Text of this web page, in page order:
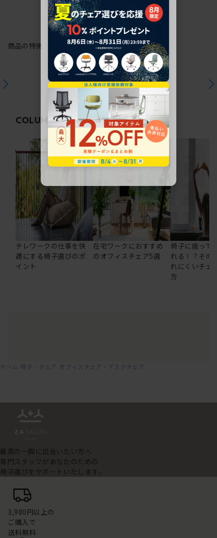
商品の特徴
COLUMN関連コラム
テレワークの仕事を快
適にする椅子選びのポ
イント
在宅ワークにおすすめ
のオフィスチェア5選
椅子に座って
れる！？その
れにくいチェ
方
ホーム 椅子・チェア オフィスチェア・デスクチェア
最高の一脚に出会いたい方へ
専門スタッフがあなたのための
椅子選びをサポートいたします。
3,980円以上の
ご購入で
送料無料